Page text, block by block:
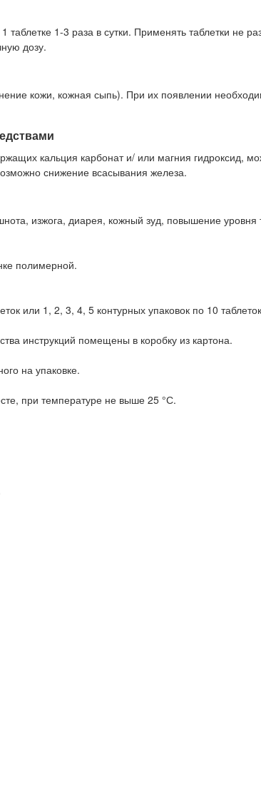
1-3 раза в сутки. Применять таблетки не
дозу.
кожи, кожная сыпь). При их появлении
кальция карбонат и/ или магния гидроксид,
снижение всасывания железа.
изжога, диарея, кожный зуд, повышение уровня
полимерной.
или 1, 2, 3, 4, 5 контурных упаковок по 10
инструкций помещены в коробку из картона.
на упаковке.
при температуре не выше 25 °С.